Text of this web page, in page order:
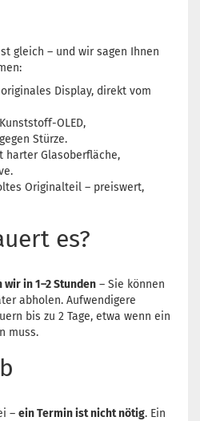
gleich – und wir sagen Ihnen
Display, direkt vom
OLED,
Stürze.
harter Glasoberfläche,
Originalteil – preiswert,
es?
in 1–2 Stunden – Sie können
abholen. Aufwendigere
bis zu 2 Tage, etwa wenn ein
muss.
– ein Termin ist nicht nötig. Ein